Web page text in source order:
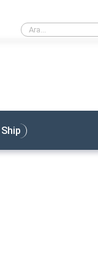
Armatör Ne İş Yapar?
Ship